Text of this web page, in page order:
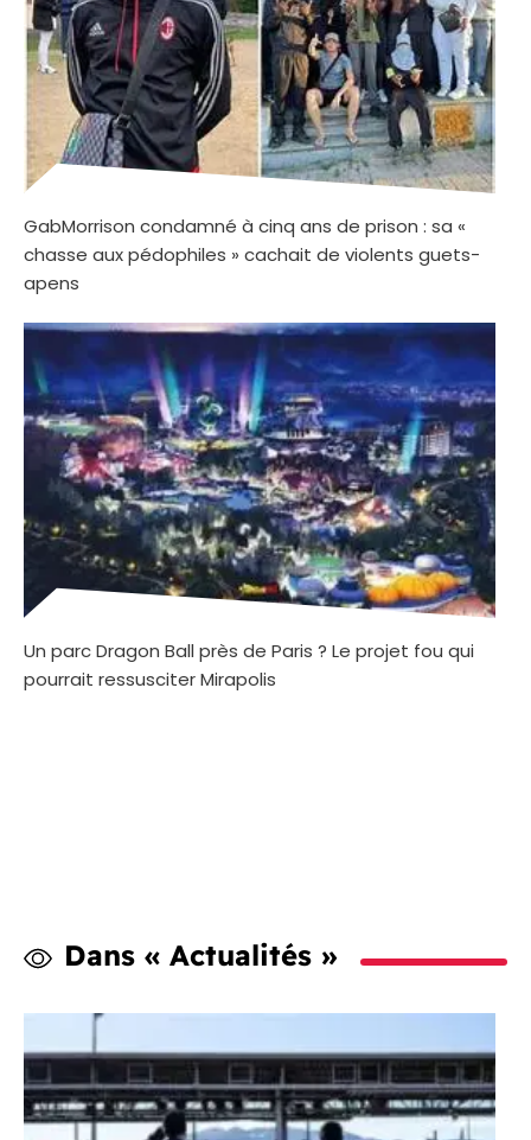
GabMorrison condamné à cinq ans de prison : sa «
chasse aux pédophiles » cachait de violents guets-
apens
Un parc Dragon Ball près de Paris ? Le projet fou qui
pourrait ressusciter Mirapolis
Dans « Actualités »